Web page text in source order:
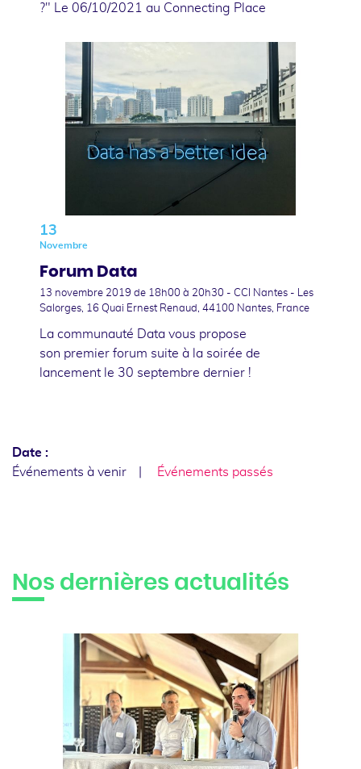
?" Le 06/10/2021 au Connecting Place
13
Novembre
Forum Data
13 novembre 2019 de 18h00 à 20h30 - CCI Nantes - Les
Salorges, 16 Quai Ernest Renaud, 44100 Nantes, France
La communauté Data vous propose
son premier forum suite à la soirée de
lancement le 30 septembre dernier !
Date :
Événements à venir
Événements passés
Nos dernières actualités